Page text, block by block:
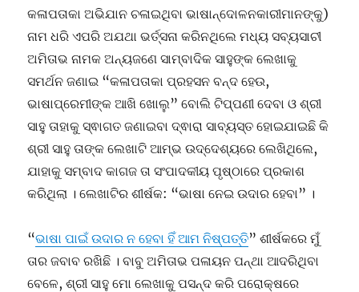
କଳାପତାକା ଅଭିଯାନ ଚଳାଇଥିବା ଭାଷାନ୍ଦୋଳନକାରୀମାନଙ୍କୁ)
ନାମ ଧରି ଏପରି ଅଯଥା ଭର୍ତ୍ସନା କରିନଥିଲେ ମଧ୍ୟ ସବ୍ୟସାଚୀ
ଅମିତାଭ ନାମକ ଅନ୍ୟଜଣେ ସାମ୍ବାଦିକ ସାହୁଙ୍କ ଲେଖାକୁ
ସମର୍ଥନ ଜଣାଇ “କଳାପତାକା ପ୍ରହସନ ବନ୍ଦ ହେଉ,
ଭାଷାପ୍ରେମୀଙ୍କ ଆଖି ଖୋଲୁ” ବୋଲି ଟିପ୍ପଣୀ ଦେବା ଓ ଶ୍ରୀ
ସାହୁ ତାହାକୁ ସ୍ଵାଗତ ଜଣାଇବା ଦ୍ଵାରା ସାବ୍ୟସ୍ତ ହୋଇଯାଇଛି କି
ଶ୍ରୀ ସାହୁ ତାଙ୍କ ଲେଖାଟି ଆମ୍ଭ ଉଦ୍ଦେଶ୍ୟରେ ଲେଖିଥିଲେ,
ଯାହାକୁ ସମ୍ବାଦ କାଗଜ ତା ସଂପାଦକୀୟ ପୃଷ୍ଠାରେ ପ୍ରକାଶ
କରିଥିଲା । ଲେଖାଟିର ଶୀର୍ଷକ: “ଭାଷା ନେଇ ଉଦାର ହେବା” ।
“ଭାଷା ପାଇଁ ଉଦାର ନ ହେବା ହିଁ ଆମ ନିଷ୍ପତ୍ତି” ଶୀର୍ଷକରେ ମୁଁ
ତାର ଜବାବ ରଖିଛି । ବାବୁ ଅମିତାଭ ପଳାୟନ ପନ୍ଥା ଆଦରିଥିବା
ବେଳେ, ଶ୍ରୀ ସାହୁ ମୋ ଲେଖାକୁ ପସନ୍ଦ କରି ପରୋକ୍ଷରେ